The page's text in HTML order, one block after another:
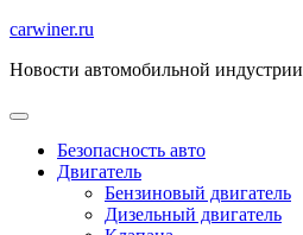
Перейти
содержимому
carwiner.ru
Новости автомобильной индустрии
Безопасность авто
Двигатель
Бензиновый двигатель
Дизельный двигатель